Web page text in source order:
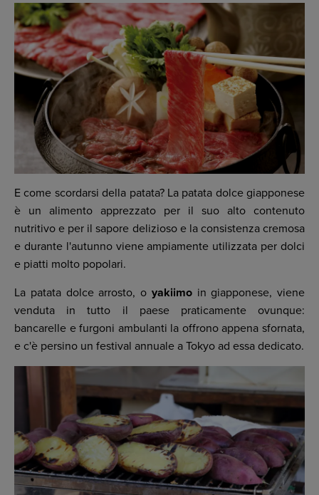
E come scordarsi della patata? La patata dolce giapponese
è un alimento apprezzato per il suo alto contenuto
nutritivo e per il sapore delizioso e la consistenza cremosa
e durante l'autunno viene ampiamente utilizzata per dolci
e piatti molto popolari.
La patata dolce arrosto, o yakiimo in giapponese, viene
venduta in tutto il paese praticamente ovunque:
bancarelle e furgoni ambulanti la offrono appena sfornata,
e c'è persino un festival annuale a Tokyo ad essa dedicato.